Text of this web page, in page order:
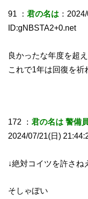
91 ：君の名は ：
ID:gNBSTA2+0.net
良かったな年度を超
これで1年は回復を祈
172 ：君の名は 警備
2024/07/21(日)
↓絶対コイツを許さね
そしゃぽい